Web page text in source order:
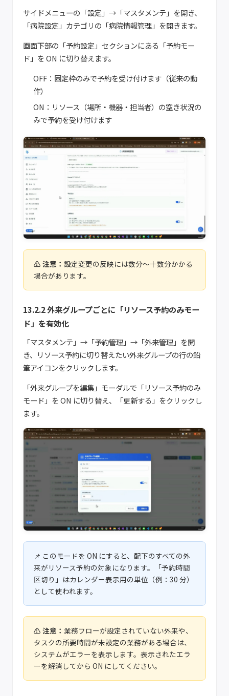
サイドメニューの「設定」→「マスタメンテ」を開き、
「病院設定」カテゴリの「病院情報管理」を開きます。
画面下部の「予約設定」セクションにある「予約モー
ド」を ON に切り替えます。
OFF：固定枠のみで予約を受け付けます（従来の動
作）
ON：リソース（場所・機器・担当者）の空き状況の
みで予約を受け付けます
設定変更の反映には数分〜十数分かかる
場合があります。
13.2.2 外来グループごとに「リソース予約のみモー
ド」を有効化
「マスタメンテ」→「予約管理」→「外来管理」を開
き、リソース予約に切り替えたい外来グループの行の鉛
筆アイコンをクリックします。
「外来グループを編集」モーダルで「リソース予約のみ
モード」を ON に切り替え、「更新する」をクリックし
ます。
このモードを ON にすると、配下のすべての外
来がリソース予約の対象になります。「予約時間
区切り」はカレンダー表示用の単位（例：30 分）
として使われます。
業務フローが設定されていない外来や、
タスクの所要時間が未設定の業務がある場合は、
システムがエラーを表示します。表示されたエラ
ーを解消してから ON にしてください。